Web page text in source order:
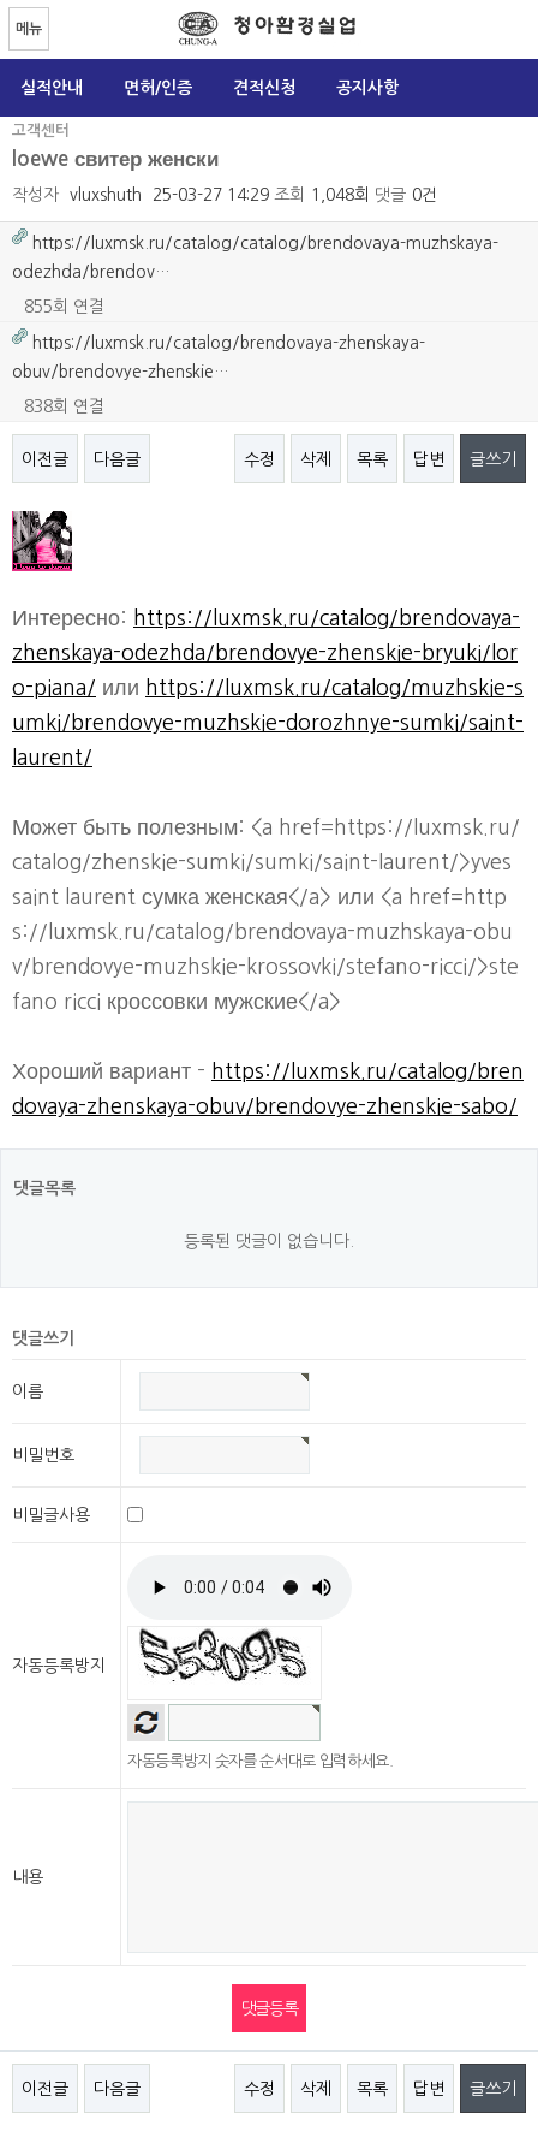
메뉴
실적안내 면허/인증 견적신청 공지사항
고객센터
loewe свитер женски
작성자 vluxshuth 25-03-27 14:29 조회 1,048회 댓글 0건
https://luxmsk.ru/catalog/catalog/brendovaya-muzhskaya-
odezhda/brendov…
855회 연결
https://luxmsk.ru/catalog/brendovaya-zhenskaya-
obuv/brendovye-zhenskie…
838회 연결
이전글 다음글 수정 삭제 목록 답변 글쓰기
본문
Интересно: https://luxmsk.ru/catalog/brendovaya-
zhenskaya-odezhda/brendovye-zhenskie-bryuki/lor
o-piana/ или https://luxmsk.ru/catalog/muzhskie-s
umki/brendovye-muzhskie-dorozhnye-sumki/saint-
laurent/
Может быть полезным: <a href=https://luxmsk.ru/
catalog/zhenskie-sumki/sumki/saint-laurent/>yves
saint laurent сумка женская</a> или <a href=http
s://luxmsk.ru/catalog/brendovaya-muzhskaya-obu
v/brendovye-muzhskie-krossovki/stefano-ricci/>ste
fano ricci кроссовки мужские</a>
Хороший вариант - https://luxmsk.ru/catalog/bren
dovaya-zhenskaya-obuv/brendovye-zhenskie-sabo/
댓글목록
등록된 댓글이 없습니다.
댓글쓰기
이름
비밀번호
비밀글사용
자동등록방지
자동등록방지 숫자를 순서대로 입력하세요.
내용
이전글 다음글 수정 삭제 목록 답변 글쓰기